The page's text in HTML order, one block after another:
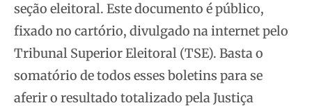
seção eleitoral. Este documento é público,
fixado no cartório, divulgado na internet pelo
Tribunal Superior Eleitoral (TSE). Basta o
somatório de todos esses boletins para se
aferir o resultado totalizado pela Justiça